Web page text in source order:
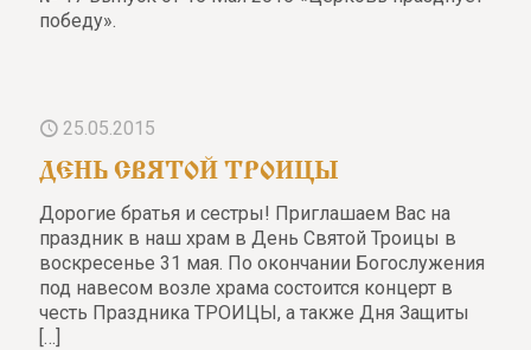
победу».
25.05.2015
ДЕНЬ СВЯТОЙ ТРОИЦЫ
Дорогие братья и сестры! Приглашаем Вас на
праздник в наш храм в День Святой Троицы в
воскресенье 31 мая. По окончании Богослужения
под навесом возле храма состоится концерт в
честь Праздника ТРОИЦЫ, а также Дня Защиты
[…]